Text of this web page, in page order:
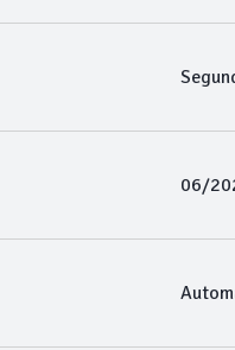
06/